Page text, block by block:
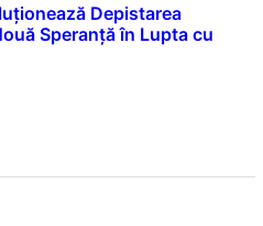
Depistarea
Speranță în Lupta cu